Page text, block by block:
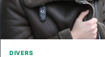
DIVERS